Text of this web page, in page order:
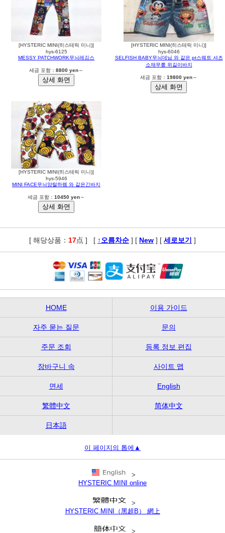
[HYSTERIC MINI(히스테릭 미니)]
hys-6125
MESSY PATCHWORK무늬레깅스
세금 포함： 8800 yen～
[HYSTERIC MINI(히스테릭 미니)]
hys-6046
SELFISH BABY무늬데님 와 같은 pt스웨트 셔츠
소재무릎 위길이바지
세금 포함： 19800 yen～
[HYSTERIC MINI(히스테릭 미니)]
hys-5946
MINI FACE무늬양털하렘 와 같은긴바지
세금 포함： 10450 yen～
[ 해당상품： 17点 ] [ ↑오름차순 ] [ New ] [ 세로보기 ]
HOME 이용 가이드
자주 묻는 질문 문의
주문 조회 등록 정보 편집
장바구니 속 사이트 맵
면세 English
繁體中文 简体中文
日本語
이 페이지의 톱에▲
>
HYSTERIC MINI online
>
HYSTERIC MINI（黑超B） 網上
>